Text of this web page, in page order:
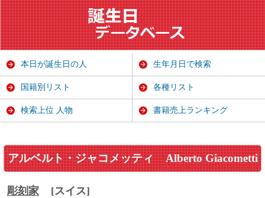
アルベルト・ジャコメッティ Alberto Giacometti
彫刻家
[スイス]
本日が誕生日の人 生年月日で検索
国籍別リスト 各種リスト
検索上位 人物 書籍売上ランキング